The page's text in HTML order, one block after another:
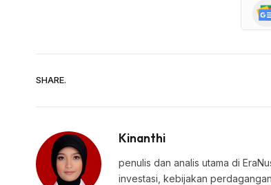
SHARE.
Kinanthi
penulis dan analis utama di
investasi, kebijakan